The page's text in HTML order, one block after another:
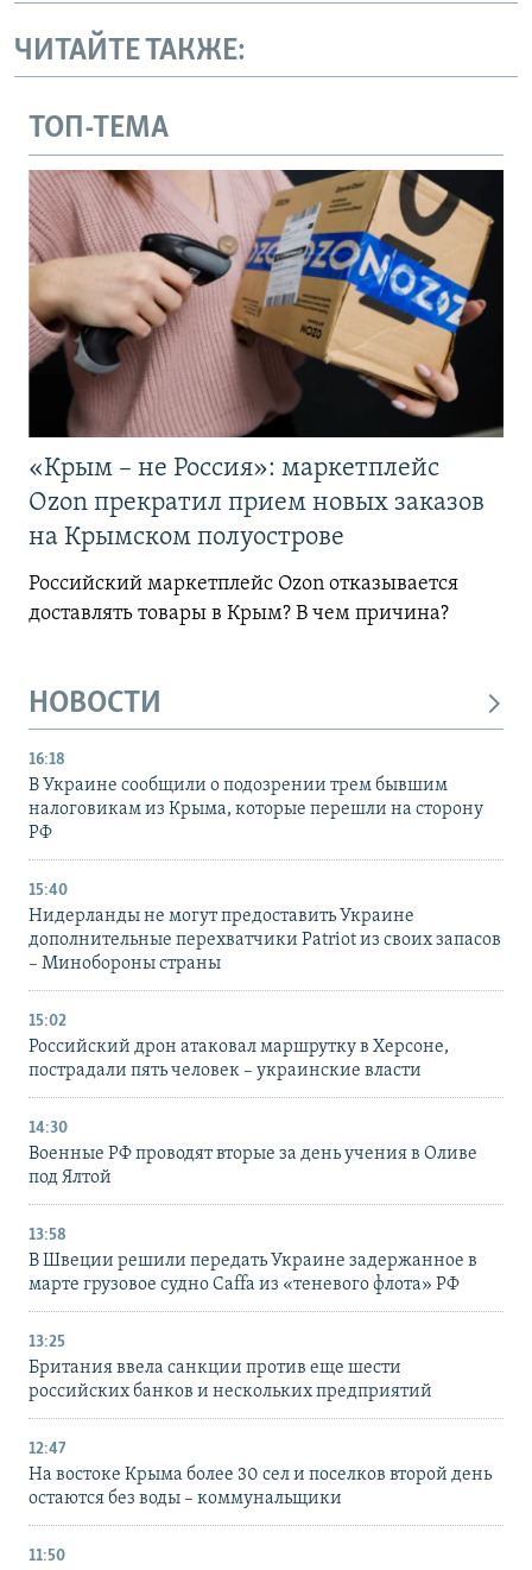
ЧИТАЙТЕ ТАКЖЕ:
ТОП-ТЕМА
«Крым – не Россия»: маркетплейс
Ozon прекратил прием новых заказов
на Крымском полуострове
Российский маркетплейс Ozon отказывается
доставлять товары в Крым? В чем причина?
НОВОСТИ
16:18
В Украине сообщили о подозрении трем бывшим
налоговикам из Крыма, которые перешли на сторону
РФ
15:40
Нидерланды не могут предоставить Украине
дополнительные перехватчики Patriot из своих запасов
– Минобороны страны
15:02
Российский дрон атаковал маршрутку в Херсоне,
пострадали пять человек – украинские власти
14:30
Военные РФ проводят вторые за день учения в Оливе
под Ялтой
13:58
В Швеции решили передать Украине задержанное в
марте грузовое судно Caffa из «теневого флота» РФ
13:25
Британия ввела санкции против еще шести
российских банков и нескольких предприятий
12:47
На востоке Крыма более 30 сел и поселков второй день
остаются без воды – коммунальщики
11:50